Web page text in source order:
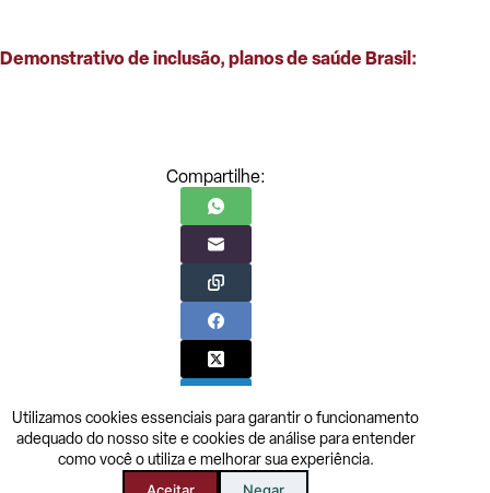
Utilizamos cookies essenciais para garantir o funcionamento
adequado do nosso site e cookies de análise para entender
como você o utiliza e melhorar sua experiência.
Aceitar Negar
Demonstrativo de inclusão, planos de saúde Brasil:
Compartilhe: